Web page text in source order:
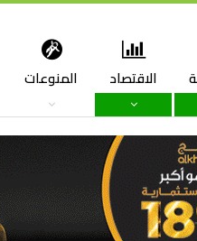
الاقتصاد المنوعات